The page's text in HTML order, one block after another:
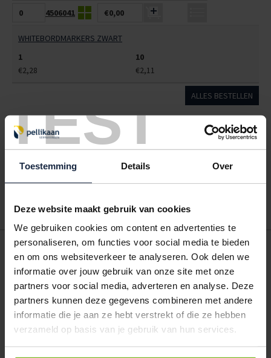
TEST
Toestemming Details Over
Deze website maakt gebruik van cookies
We gebruiken cookies om content en advertenties te
personaliseren, om functies voor social media te bieden
en om ons websiteverkeer te analyseren. Ook delen we
informatie over jouw gebruik van onze site met onze
partners voor social media, adverteren en analyse. Deze
partners kunnen deze gegevens combineren met andere
informatie die je aan ze hebt verstrekt of die ze hebben
verzameld op basis van je gebruik van hun services.
4506041 €0,00
WHITEBORDMARKERS ZWART
1
10
€2,28
€2,11
ALLES BESTELLEN
Hoe werkt een bestellijst?
Wanneer u bent ingelogd, kunt u een eigen bestellijst maken.
Gebruik bestel- en offertelijsten om eenvoudig en snel producten
POSTDOOS BEDRUKKEN
Voor een veilige verzending
VOOR BOEKEN TOT ONDERDELEN
EXTRA STEVIG